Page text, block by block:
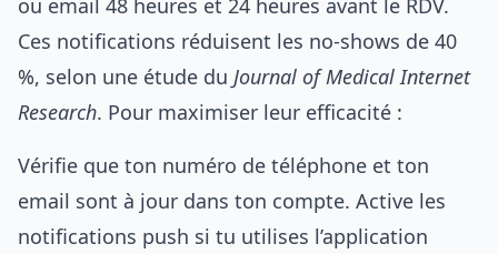
ou email 48 heures et 24 heures avant le RDV.
Ces notifications réduisent les no-shows de 40
%, selon une étude du Journal of Medical Internet
Research. Pour maximiser leur efficacité :
Vérifie que ton numéro de téléphone et ton
email sont à jour dans ton compte. Active les
notifications push si tu utilises l’application